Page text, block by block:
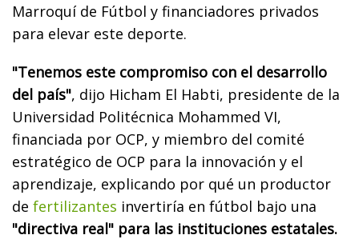
Marroquí de Fútbol y financiadores privados
para elevar este deporte.
"Tenemos este compromiso con el desarrollo
del país", dijo Hicham El Habti, presidente de la
Universidad Politécnica Mohammed VI,
financiada por OCP, y miembro del comité
estratégico de OCP para la innovación y el
aprendizaje, explicando por qué un productor
de fertilizantes invertiría en fútbol bajo una
"directiva real" para las instituciones estatales.